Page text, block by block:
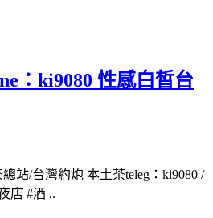
：ki9080 性感白皙台
站/台灣約炮 本土茶teleg：ki9080 /
店 #酒 ..